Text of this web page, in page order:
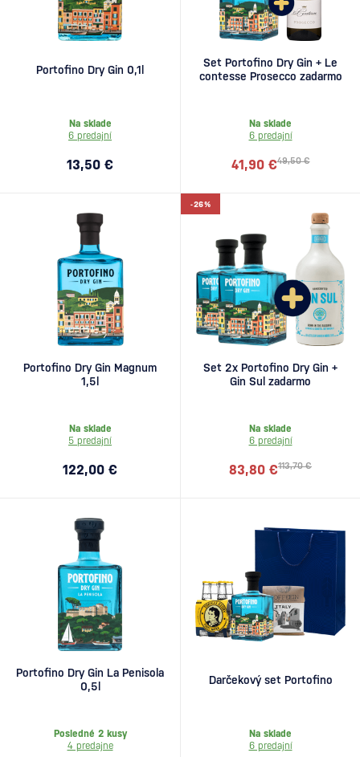
Portofino Dry Gin 0,1l
Na sklade
6 predajní
13,50 €
Set Portofino Dry Gin + Le
contesse Prosecco zadarmo
Na sklade
6 predajní
49,50 €
41,90 €
Portofino Dry Gin Magnum
1,5l
Na sklade
5 predajní
122,00 €
-26%
Set 2x Portofino Dry Gin +
Gin Sul zadarmo
Na sklade
6 predajní
113,70 €
83,80 €
Portofino Dry Gin La Penisola
0,5l
Posledné 2 kusy
4 predajne
Darčekový set Portofino
Na sklade
6 predajní